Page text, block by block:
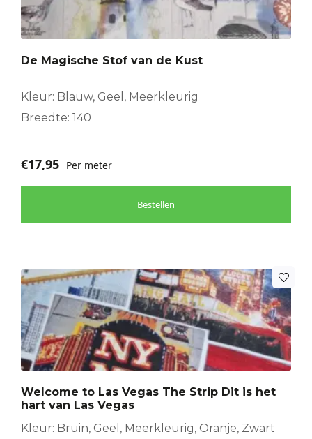
De Magische Stof van de Kust
Kleur: Blauw, Geel, Meerkleurig
Breedte: 140
€17,95 Per meter
Bestellen
Welcome to Las Vegas The Strip Dit is het
hart van Las Vegas
Kleur: Bruin, Geel, Meerkleurig, Oranje, Zwart